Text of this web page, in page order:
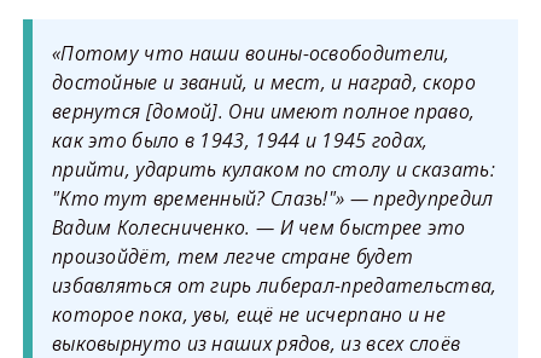
«Потому что наши воины-освободители,
достойные и званий, и мест, и наград, скоро
вернутся [домой]. Они имеют полное право,
как это было в 1943, 1944 и 1945 годах,
прийти, ударить кулаком по столу и сказать:
"Кто тут временный? Слазь!"» — предупредил
Вадим Колесниченко. — И чем быстрее это
произойдёт, тем легче стране будет
избавляться от гирь либерал-предательства,
которое пока, увы, ещё не исчерпано и не
выковырнуто из наших рядов, из всех слоёв